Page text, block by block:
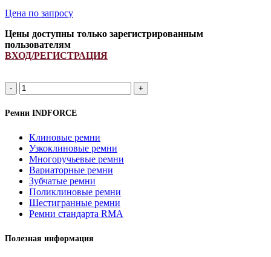
Цена по запросу
Цены доступны только зарегистрированным
пользователям
ВХОД/РЕГИСТРАЦИЯ
Количество
товара
12PK
2193Lp
поликлиновой
INDFORCE
Strongest
Ремни INDFORCE
Клиновые ремни
Узкоклиновые ремни
Многоручьевые ремни
Вариаторные ремни
Зубчатые ремни
Поликлиновые ремни
Шестигранные ремни
Ремни стандарта RMA
Полезная информация